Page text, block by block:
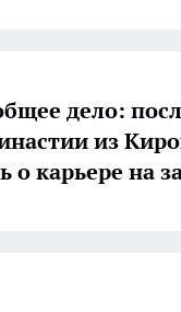
дело:
из
о карьере на